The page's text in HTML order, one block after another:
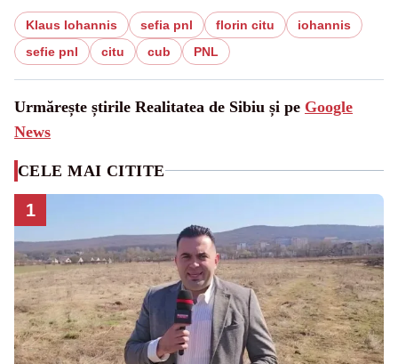
Klaus Iohannis sefia pnl florin citu
iohannis
sefie pnl
citu cub PNL
Urmărește știrile Realitatea de Sibiu și pe Google
News
CELE MAI CITITE
1